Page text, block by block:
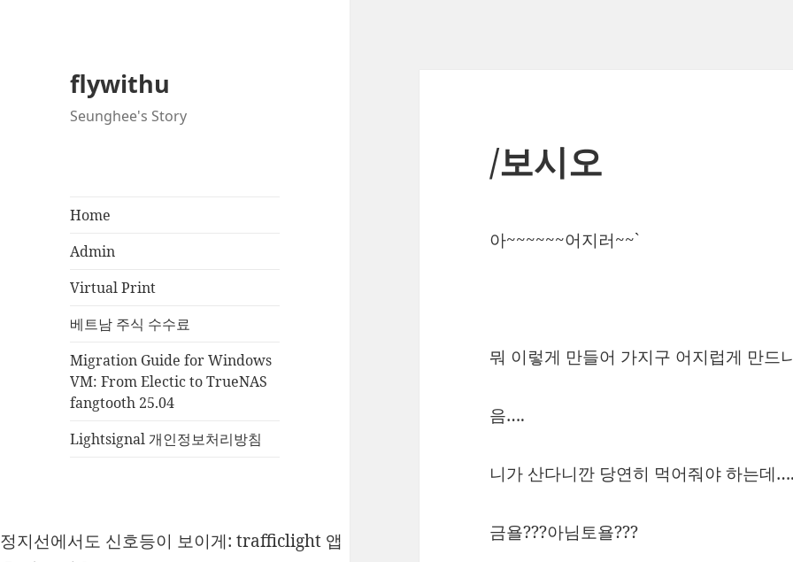
flywithu
Seunghee's Story
Home
Admin
Virtual Print
베트남 주식 수수료
Migration Guide for Windows
VM: From Electic to TrueNAS
fangtooth 25.04
Lightsignal 개인정보처리방침
정지선에서도 신호등이 보이게: trafficlight 앱
/보시오
아~~~~~~어지러~~`
뭐 이렇게 만들어 가지구 어지럽게 만드
음….
니가 산다니깐 당연히 먹어줘야 하는데
금욜???아님토욜???